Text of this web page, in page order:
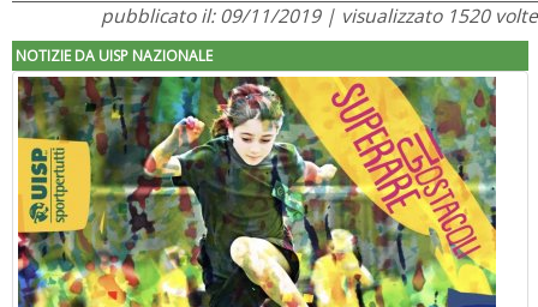
pubblicato il: 09/11/2019 | visualizzato 1520 volte
NOTIZIE DA UISP NAZIONALE